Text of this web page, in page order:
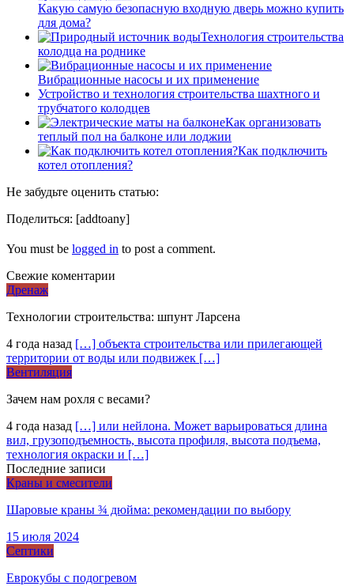
Какую самую безопасную входную дверь можно купить
для дома?
Технология строительства
колодца на роднике
Вибрационные насосы и их применение
Устройство и технология строительства шахтного и
трубчатого колодцев
Как организовать
теплый пол на балконе или лоджии
Как подключить
котел отопления?
Не забудьте оценить статью:
Поделиться: [addtoany]
You must be logged in to post a comment.
Свежие коментарии
Дренаж
Технологии строительства: шпунт Ларсена
4 года назад […] объекта строительства или прилегающей
территории от воды или подвижек […]
Вентиляция
Зачем нам рохля с весами?
4 года назад […] или нейлона. Может варьироваться длина
вил, грузоподъемность, высота профиля, высота подъема,
технология окраски и […]
Последние записи
Краны и смесители
Шаровые краны ¾ дюйма: рекомендации по выбору
15 июля 2024
Септики
Еврокубы с подогревом